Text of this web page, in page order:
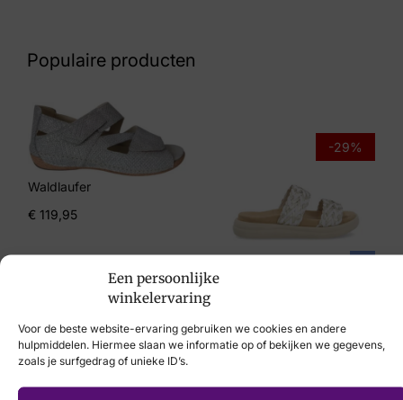
Een persoonlijke
winkelervaring
Voor de beste website-ervaring gebruiken we cookies en andere
hulpmiddelen. Hiermee slaan we informatie op of bekijken we gegevens,
zoals je surfgedrag of unieke ID’s.
39
Aqa
Artikelnummer
Populaire producten
Waldlaufer
€ 119,95
-29%